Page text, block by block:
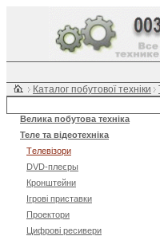
Каталог побутової техніки
Велика побутова техніка
Теле та відеотехніка
Tелевізори
DVD-плеєры
Кронштейни
Ігрові приставки
Проектори
Цифрові ресивери